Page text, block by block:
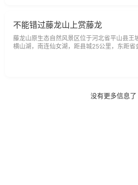
不能错过藤龙山上赏藤龙
藤龙山原生态自然风景区位于河北省平山县王
横山湖，南连仙女湖，距县城25公里，东距
没有更多信息了